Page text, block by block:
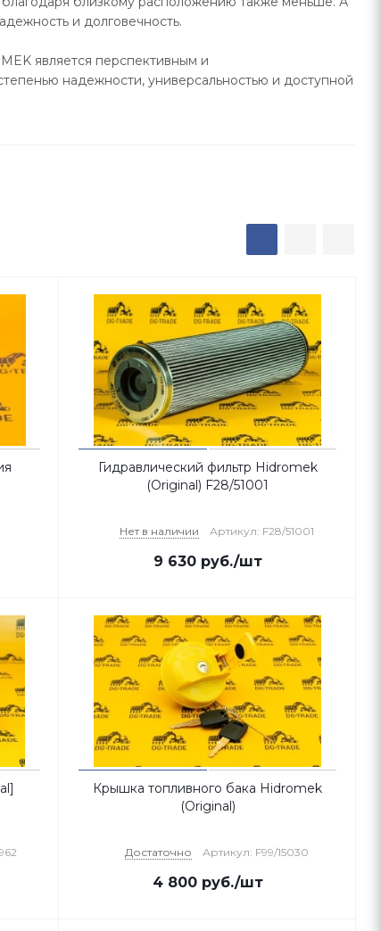
и долговечность.
является перспективным и
надежности, универсальностью и доступной
Гидравлический фильтр Hidromek
(Original) F28/51001
Нет в наличии Артикул: F28/51001
9 630руб./шт
Крышка топливного бака Hidromek
(Original)
Достаточно Артикул: F99/15030
4 800руб./шт